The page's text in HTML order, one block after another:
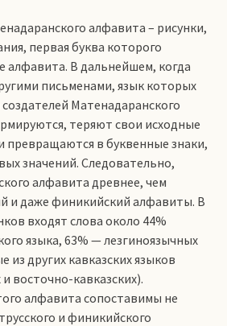
алфавита – рисунки,
первая буква которого
алфавита. В дальнейшем, когда
письменами, язык которых
Матенадаранского
теряют свои исходные
в буквенные знаки,
значений. Следовательно,
алфавита древнее, чем
и даже финикийский алфавиты. В
входят слова около 44%
языка, 63% — лезгиноязычных
из других кавказских языков
и восточно-кавказских).
алфавита сопоставимы не
и финикийского